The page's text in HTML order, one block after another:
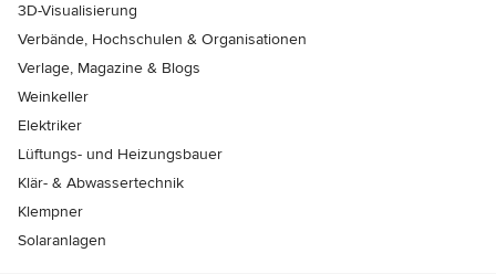
3D-Visualisierung
Verbände, Hochschulen & Organisationen
Verlage, Magazine & Blogs
Weinkeller
Elektriker
Lüftungs- und Heizungsbauer
Klär- & Abwassertechnik
Klempner
Solaranlagen